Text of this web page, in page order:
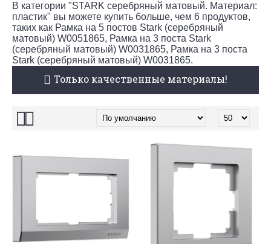
В категории "STARK серебряный матовый. Материал:
пластик" вы можете купить больше, чем 6 продуктов,
таких как Рамка на 5 постов Stark (серебряный
матовый) W0051865, Рамка на 3 поста Stark
(серебряный матовый) W0031865, Рамка на 3 поста
Stark (серебряный матовый) W0031865.
Только качественные материалы!